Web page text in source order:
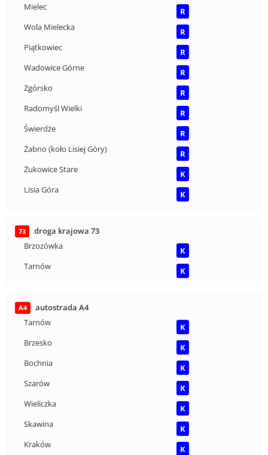
Mielec
R
Wola Mielecka
R
Piątkowiec
R
Wadowice Górne
R
Zgórsko
R
Radomyśl Wielki
R
Świerdże
R
Żabno (koło Lisiej Góry)
R
Żukowice Stare
K
Lisia Góra
K
73
droga krajowa 73
Brzozówka
K
Tarnów
K
A4
autostrada A4
Tarnów
K
Brzesko
K
Bochnia
K
Szarów
K
Wieliczka
K
Skawina
K
Kraków
K